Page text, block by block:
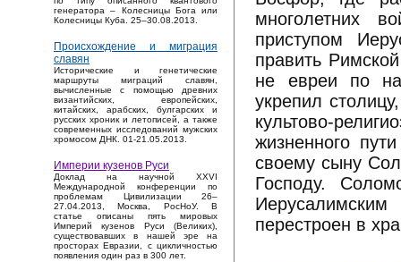
генератора – Колесницы Бога или
Колесницы Куба. 25–30.08.2013.
Происхождение и миграция
славян
Исторические и генетические
маршруты миграций славян,
вычисленные с помощью древних
византийских, европейских,
китайских, арабских, булгарских и
русских хроник и летописей, а также
современных исследований мужских
хромосом ДНК. 01-21.05.2013.
Империи кузенов Руси
Доклад на научной XXVI
Международной конференции по
проблемам Цивилизации 26–
27.04.2013, Москва, РосНоУ. В
статье описаны пять мировых
Империй кузенов Руси (Великих),
существовавших в нашей эре на
просторах Евразии, с цикличностью
появления один раз в 300 лет.
многолетних
приступом
править
не евреи по
укрепил
культово-
жизненного
своему сыну
Господу.
перестроен в